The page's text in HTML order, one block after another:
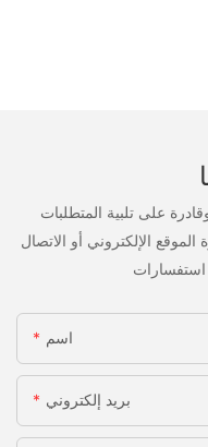
على تلبية المتطلبات
الإلكتروني أو الاتصال
اسم
بريد إلكتروني